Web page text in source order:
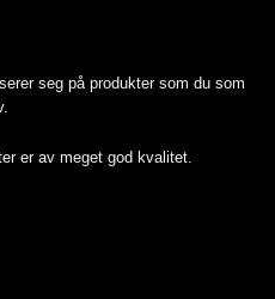
seg på produkter som du som
er av meget god kvalitet.